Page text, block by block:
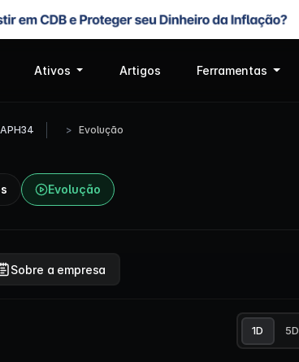
Ativos Artigos Ferramentas
Evolução
Evolução
Sobre a empresa
1D 5D